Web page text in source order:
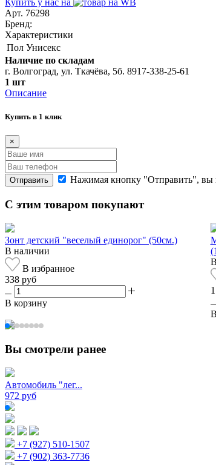
Купить у нас на
Арт. 76298
Бренд:
Характеристики
Пол Унисекс
Наличие по складам
г. Волгоград, ул. Ткачёва, 5б. 8917-338-25-61
1 шт
Описание
Купить в 1 клик
×
Отправить Нажимая кнопку "Отправить", вы
С этим товаром покупают
Зонт детский "веселый единорог" (50см.)
В наличии
В избранное
338 руб
В корзину
Вы смотрели ранее
Автомобиль "лег...
972 руб
+7 (927) 510-1507
+7 (902) 363-7736